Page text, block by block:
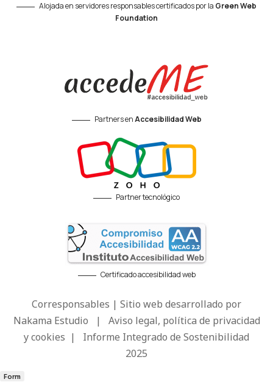
Alojada en servidores responsables certificados por la Green Web
Foundation
Partners enAccesibilidad Web
Partner tecnológico
Certificado accesibilidad web
Corresponsables | Sitio web desarrollado por
Nakama Estudio | Aviso legal, política de privacidad
y cookies | Informe Integrado de Sostenibilidad
2025
Form